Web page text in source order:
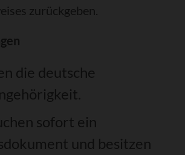
zurückgeben.
die deutsche
sofort ein
und besitzen